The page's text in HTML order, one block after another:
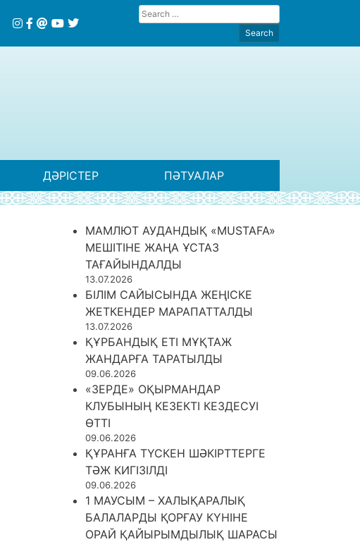
ДӘРІСТЕР ПӘТУАЛАР
МАМЛЮТ АУДАНДЫҚ «MUSTAFA»
МЕШІТІНЕ ЖАҢА ҰСТАЗ
ТАҒАЙЫНДАЛДЫ
13.07.2026
БІЛІМ САЙЫСЫНДА ЖЕҢІСКЕ
ЖЕТКЕНДЕР МАРАПАТТАЛДЫ
13.07.2026
ҚҰРБАНДЫҚ ЕТІ МҰҚТАЖ
ЖАНДАРҒА ТАРАТЫЛДЫ
09.06.2026
«ЗЕРДЕ» ОҚЫРМАНДАР
КЛУБЫНЫҢ КЕЗЕКТІ КЕЗДЕСУІ
ӨТТІ
09.06.2026
ҚҰРАНҒА ТҮСКЕН ШӘКІРТТЕРГЕ
ТӘЖ КИГІЗІЛДІ
09.06.2026
1 МАУСЫМ – ХАЛЫҚАРАЛЫҚ
БАЛАЛАРДЫ ҚОРҒАУ КҮНІНЕ
ОРАЙ ҚАЙЫРЫМДЫЛЫҚ ШАРАСЫ